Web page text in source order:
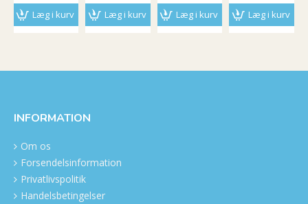
Læg i kurv Læg i kurv Læg i kurv Læg i kurv
INFORMATION
Om os
Forsendelsinformation
Privatlivspolitik
Handelsbetingelser